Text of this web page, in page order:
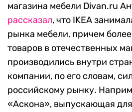
магазина мебели Divan.ru
рассказал, что IKEA
рынка мебели, причем
товаров в отечественных
производились внутри
компании, по его словам,
российскому рынку.
«Аскона», выпускающая для